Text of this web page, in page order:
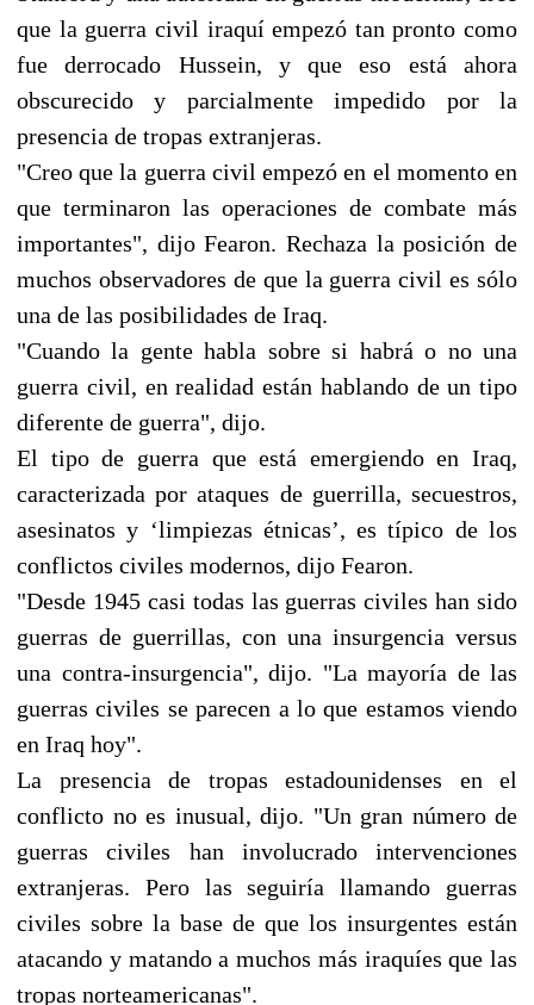
que la guerra civil iraquí empezó tan pronto como
fue derrocado Hussein, y que eso está ahora
obscurecido y parcialmente impedido por la
presencia de tropas extranjeras.
"Creo que la guerra civil empezó en el momento en
que terminaron las operaciones de combate más
importantes", dijo Fearon. Rechaza la posición de
muchos observadores de que la guerra civil es sólo
una de las posibilidades de Iraq.
"Cuando la gente habla sobre si habrá o no una
guerra civil, en realidad están hablando de un tipo
diferente de guerra", dijo.
El tipo de guerra que está emergiendo en Iraq,
caracterizada por ataques de guerrilla, secuestros,
asesinatos y ‘limpiezas étnicas’, es típico de los
conflictos civiles modernos, dijo Fearon.
"Desde 1945 casi todas las guerras civiles han sido
guerras de guerrillas, con una insurgencia versus
una contra-insurgencia", dijo. "La mayoría de las
guerras civiles se parecen a lo que estamos viendo
en Iraq hoy".
La presencia de tropas estadounidenses en el
conflicto no es inusual, dijo. "Un gran número de
guerras civiles han involucrado intervenciones
extranjeras. Pero las seguiría llamando guerras
civiles sobre la base de que los insurgentes están
atacando y matando a muchos más iraquíes que las
tropas norteamericanas".